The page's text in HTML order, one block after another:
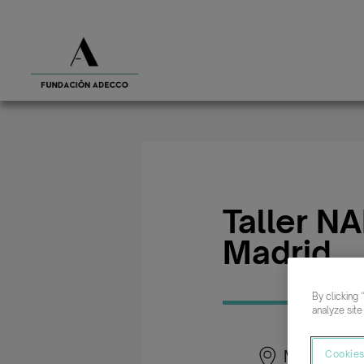
Taller
Madrid
Madrid
By clicking
analyze